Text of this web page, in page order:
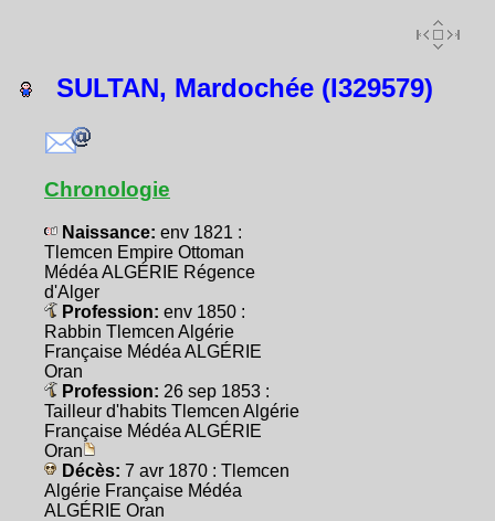
SULTAN, Mardochée (I329579)
Chronologie
Naissance: env 1821 :
Tlemcen Empire Ottoman
Médéa ALGÉRIE Régence
d'Alger
Profession: env 1850 :
Rabbin Tlemcen Algérie
Française Médéa ALGÉRIE
Oran
Profession: 26 sep 1853 :
Tailleur d'habits Tlemcen Algérie
Française Médéa ALGÉRIE
Oran
Décès: 7 avr 1870 : Tlemcen
Algérie Française Médéa
ALGÉRIE Oran